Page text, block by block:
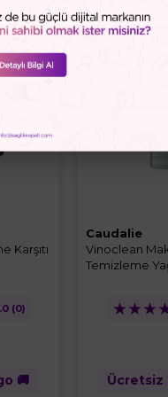
Karşıtı
(0)
🚚
%20
Caudalie
Vinoclean
Temizleme
★
★
★
Ücretsiz